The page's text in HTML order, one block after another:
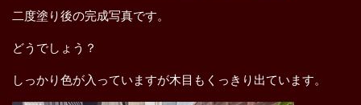
二度塗り後の完成写真です。
どうでしょう？
しっかり色が入っていますが木目もくっきり出ています。